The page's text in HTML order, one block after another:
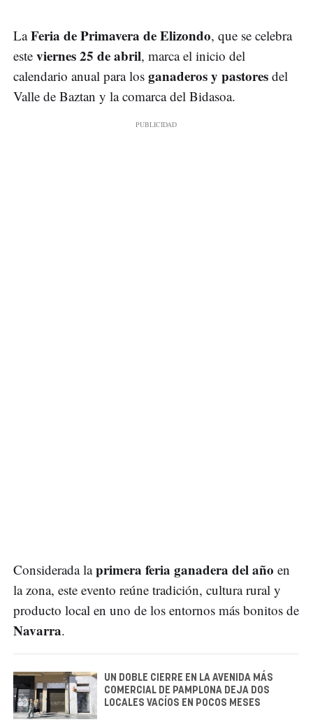
LaFeria de Primavera de Elizondo, que se celebra
este viernes 25 de abril, marca el inicio del
calendario anual para los ganaderos y pastores del
Valle de Baztan y la comarca del Bidasoa.
Considerada laprimera feria ganadera del año en
la zona, este evento reúne tradición, cultura rural y
producto local en uno de los entornos más bonitos de
Navarra.
UN DOBLE CIERRE EN LA AVENIDA MÁS
COMERCIAL DE PAMPLONA DEJA DOS
LOCALES VACÍOS EN POCOS MESES